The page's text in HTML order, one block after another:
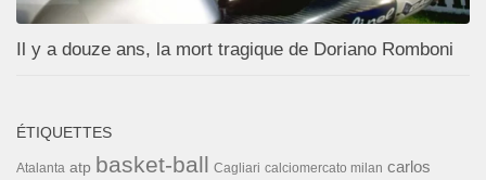
Il y a douze ans, la mort tragique de Doriano Romboni
ÉTIQUETTES
Atalanta atp basket-ball Cagliari calciomercato milan carlos